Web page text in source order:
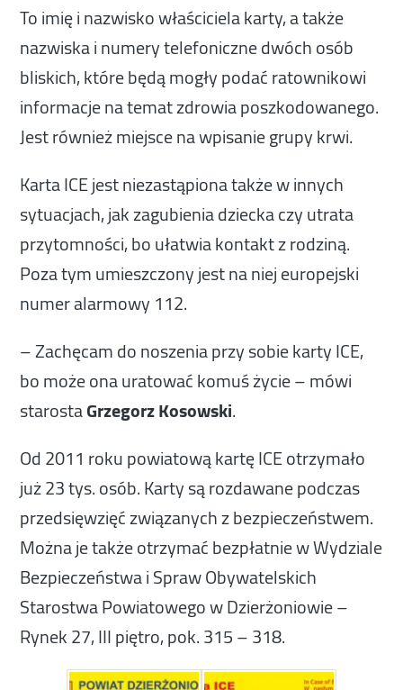
To imię i nazwisko właściciela karty, a także
nazwiska i numery telefoniczne dwóch osób
bliskich, które będą mogły podać ratownikowi
informacje na temat zdrowia poszkodowanego.
Jest również miejsce na wpisanie grupy krwi.
Karta ICE jest niezastąpiona także w innych
sytuacjach, jak zagubienia dziecka czy utrata
przytomności, bo ułatwia kontakt z rodziną.
Poza tym umieszczony jest na niej europejski
numer alarmowy 112.
– Zachęcam do noszenia przy sobie karty ICE,
bo może ona uratować komuś życie – mówi
starostaGrzegorz Kosowski.
Od 2011 roku powiatową kartę ICE otrzymało
już 23 tys. osób. Karty są rozdawane podczas
przedsięwzięć związanych z bezpieczeństwem.
Można je także otrzymać bezpłatnie w Wydziale
Bezpieczeństwa i Spraw Obywatelskich
Starostwa Powiatowego w Dzierżoniowie –
Rynek 27, III piętro, pok. 315 – 318.